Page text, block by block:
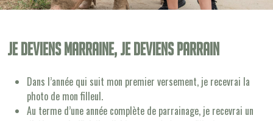
Je deviens Marraine, je deviens Parrain
Dans l’année qui suit mon premier versement, je recevrai la
photo de mon filleul.
Au terme d’une année complète de parrainage, je recevrai un